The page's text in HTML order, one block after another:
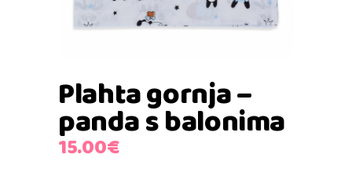
Plahta gornja –
panda s balonima
15.00€